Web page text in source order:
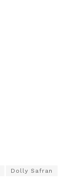
Dolly Safran